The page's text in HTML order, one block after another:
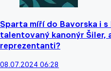
Sparta míří do Bavorska i s
talentovaný kanonýr Šiler,
reprezentanti?
08.07.2024 06:28